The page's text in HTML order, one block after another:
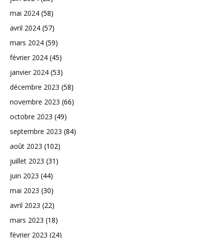
mai 2024 (58)
avril 2024 (57)
mars 2024 (59)
février 2024 (45)
janvier 2024 (53)
décembre 2023 (58)
novembre 2023 (66)
octobre 2023 (49)
septembre 2023 (84)
août 2023 (102)
juillet 2023 (31)
juin 2023 (44)
mai 2023 (30)
avril 2023 (22)
mars 2023 (18)
février 2023 (24)